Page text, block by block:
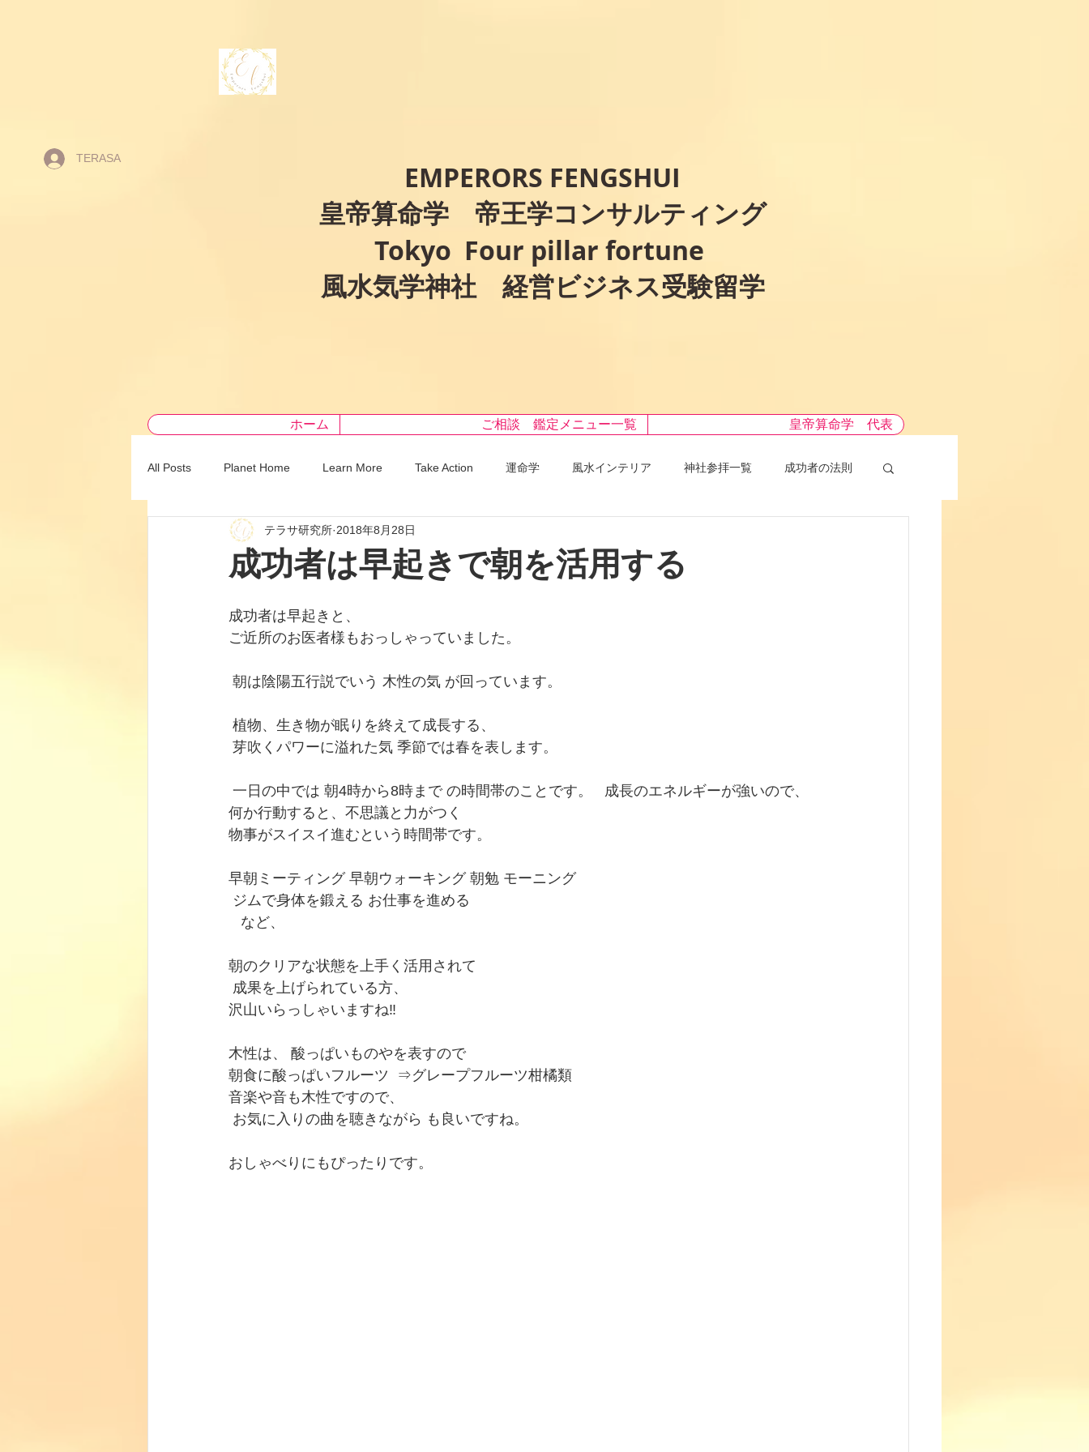
TERASA
EMPERORS FENGSHUI
皇帝算命学 帝王学コンサルティング
Tokyo Four pillar fortune
風水気学神社 経営ビジネス受験留学
ホーム ご相談 鑑定メニュー一覧 皇帝算命学 代表
All Posts Planet Home Learn More Take Action 運命学 風水インテリア 神社参拝一覧 成功者の法則
成功者は早起きで朝を活用する
テラサ研究所 2018年8月28日
成功者は早起きと、
ご近所のお医者様もおっしゃっていました。
朝は陰陽五行説でいう 木性の気 が回っています。
植物、生き物が眠りを終えて成長する、
芽吹くパワーに溢れた気 季節では春を表します。
一日の中では 朝4時から8時まで の時間帯のことです。   成長のエネルギーが強いので、
何か行動すると、不思議と力がつく
物事がスイスイ進むという時間帯です。
早朝ミーティング 早朝ウォーキング 朝勉 モーニング
ジムで身体を鍛える お仕事を進める
   など、
朝のクリアな状態を上手く活用されて
成果を上げられている方、
沢山いらっしゃいますね‼︎
木性は、 酸っぱいものやを表すので
朝食に酸っぱいフルーツ  ⇒グレープフルーツ柑橘類
音楽や音も木性ですので、
お気に入りの曲を聴きながら も良いですね。
おしゃべりにもぴったりです。